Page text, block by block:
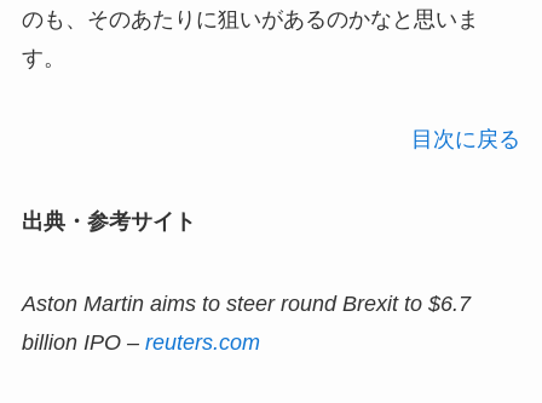
のも、そのあたりに狙いがあるのかなと思いま
す。
目次に戻る
出典・参考サイト
Aston Martin aims to steer round Brexit to $6.7
billion IPO – reuters.com